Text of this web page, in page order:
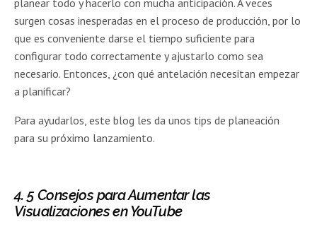
surgen cosas inesperadas en el proceso de producción, por lo
que es conveniente darse el tiempo suficiente para
configurar todo correctamente y ajustarlo como sea
necesario. Entonces, ¿con qué antelación necesitan empezar
a planificar?
Para ayudarlos, este blog les da unos tips de planeación
para su próximo lanzamiento.
4.5 Consejos para Aumentar las
Visualizaciones en YouTube